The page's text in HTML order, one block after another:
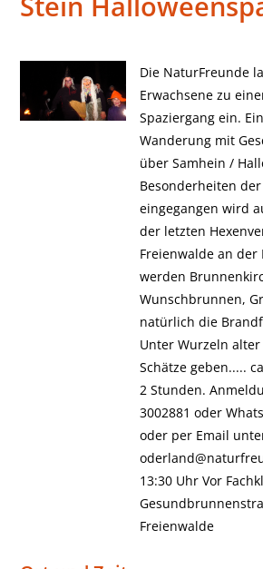
Die NaturFreunde
Erwachsene zu
Spaziergang ein.
Wanderung mit
über Samhein /
Besonderheiten
eingegangen wird
der letzten
Freienwalde an der
werden
Wunschbrunnen,
natürlich die
Unter Wurzeln alter
Schätze geben.....
2 Stunden.
3002881 oder
oder per Email
13:30 Uhr Vor
Freienwalde